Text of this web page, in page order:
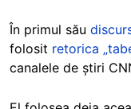
În primul său
folosit retorica
canalele de știri